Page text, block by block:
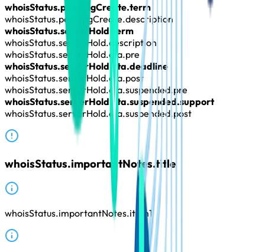
whoisStatus.pendingCreate.term
whoisStatus.pendingCreate.description
whoisStatus.serverHold.term
whoisStatus.serverHold.description
whoisStatus.serverHold.cta.pre
whoisStatus.serverHold.cta.deadline
whoisStatus.serverHold.cta.post
whoisStatus.serverHold.cta.suspended.pre
whoisStatus.serverHold.cta.suspended.support
whoisStatus.serverHold.cta.suspended.post
whoisStatus.importantNotes.title
whoisStatus.importantNotes.item1